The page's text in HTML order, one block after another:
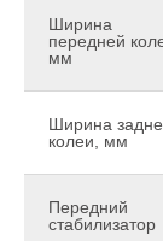
Ширина
передней
мм
Ширина
колеи, мм
Передний
стабилизатор